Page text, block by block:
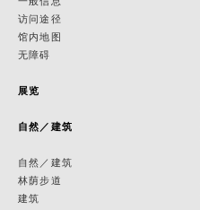
访问途径
馆内地图
无障碍
展览
自然／建筑
自然／建筑
林荫步道
建筑